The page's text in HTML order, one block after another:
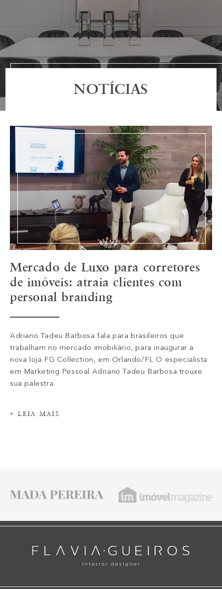
NOTÍCIAS
Mercado de Luxo para corretores
de imóveis: atraia clientes com
personal branding
Adriano Tadeu Barbosa fala para brasileiros que
trabalham no mercado imobiliário, para inaugurar a
nova loja FG Collection, em Orlando/FL O especialista
em Marketing Pessoal Adriano Tadeu Barbosa trouxe
sua palestra
+ LEIA MAIS